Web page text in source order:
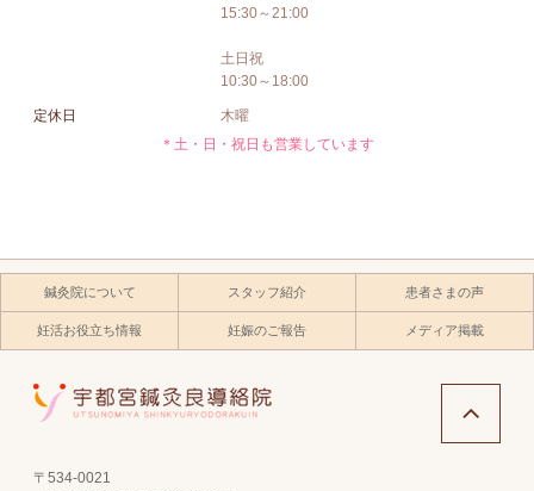
15:30～21:00
土日祝
10:30～18:00
定休日
木曜
＊土・日・祝日も営業しています
鍼灸院について スタッフ紹介 患者さまの声
妊活お役立ち情報 妊娠のご報告 メディア掲載
〒534-0021